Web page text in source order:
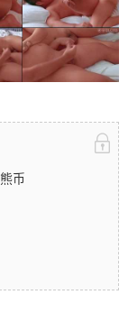
熊币